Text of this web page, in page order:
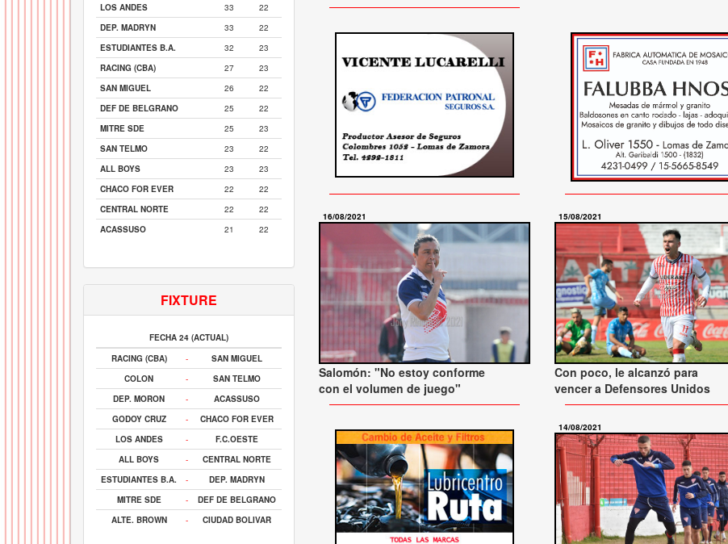
LOS ANDES
33
22
DEP. MADRYN
33
22
ESTUDIANTES B.A.
32
23
RACING (CBA)
27
23
SAN MIGUEL
26
22
DEF DE BELGRANO
25
22
MITRE SDE
25
23
SAN TELMO
23
22
ALL BOYS
23
23
CHACO FOR EVER
22
22
CENTRAL NORTE
22
22
ACASSUSO
21 22
FIXTURE
FECHA 24 (ACTUAL)
RACING (CBA)
-
SAN MIGUEL
COLON
-
SAN TELMO
DEP. MORON
-
ACASSUSO
GODOY CRUZ
-
CHACO FOR EVER
LOS ANDES
-
F.C.OESTE
ALL BOYS
-
CENTRAL NORTE
ESTUDIANTES B.A.
-
DEP. MADRYN
MITRE SDE
-
DEF DE BELGRANO
ALTE. BROWN
- CIUDAD BOLIVAR
16/08/2021
Salomón: "No estoy conforme
con el volumen de juego"
15/08/2021
Con poco, le alcanzó para
vencer a Defensores Unidos
14/08/2021